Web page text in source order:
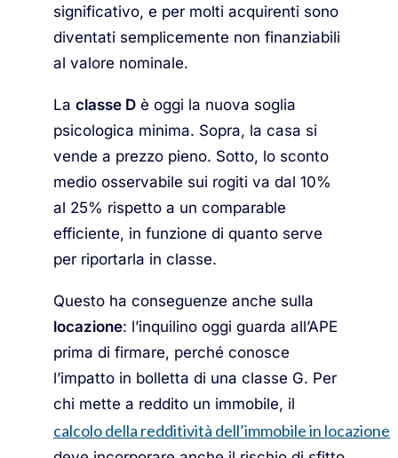
significativo, e per molti acquirenti sono
diventati semplicemente non finanziabili
al valore nominale.
La classe D è oggi la nuova soglia
psicologica minima. Sopra, la casa si
vende a prezzo pieno. Sotto, lo sconto
medio osservabile sui rogiti va dal 10%
al 25% rispetto a un comparable
efficiente, in funzione di quanto serve
per riportarla in classe.
Questo ha conseguenze anche sulla
locazione: l’inquilino oggi guarda all’APE
prima di firmare, perché conosce
l’impatto in bolletta di una classe G. Per
chi mette a reddito un immobile, il
calcolo della redditività dell’immobile in locazione